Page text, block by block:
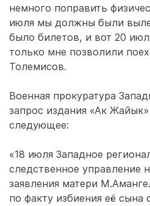
немного поправить
июля мы должны были
было билетов, и вот 20
только мне позволили
Толемисов.
Военная прокуратура
запрос издания «Ак
следующее:
«18 июля Западное
следственное управление
заявления матери
по факту избиения её сына